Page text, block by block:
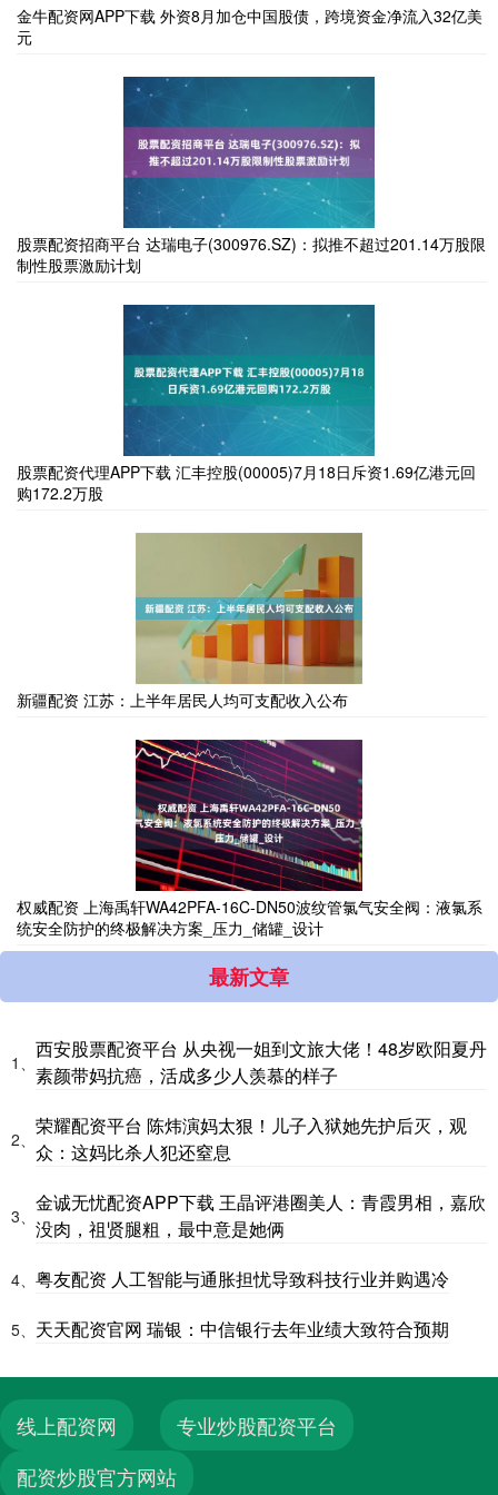
金牛配资网APP下载 外资8月加仓中国股债，跨境资金净流入32亿美
元
股票配资招商平台 达瑞电子(300976.SZ)：拟推不超过201.14万股限
制性股票激励计划
股票配资代理APP下载 汇丰控股(00005)7月18日斥资1.69亿港元回
购172.2万股
新疆配资 江苏：上半年居民人均可支配收入公布
权威配资 上海禹轩WA42PFA-16C-DN50波纹管氯气安全阀：液氯系
统安全防护的终极解决方案_压力_储罐_设计
最新文章
1、
西安股票配资平台 从央视一姐到文旅大佬！48岁欧阳夏丹
素颜带妈抗癌，活成多少人羡慕的样子
2、
荣耀配资平台 陈炜演妈太狠！儿子入狱她先护后灭，观
众：这妈比杀人犯还窒息
3、
金诚无忧配资APP下载 王晶评港圈美人：青霞男相，嘉欣
没肉，祖贤腿粗，最中意是她俩
4、 粤友配资 人工智能与通胀担忧导致科技行业并购遇冷
5、 天天配资官网 瑞银：中信银行去年业绩大致符合预期
线上配资网
专业炒股配资平台
配资炒股官方网站